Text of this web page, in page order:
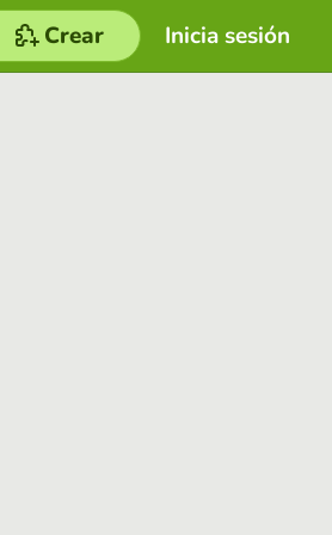
Inicia sesión
Crear